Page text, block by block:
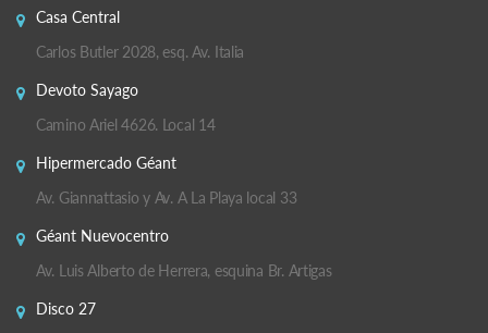
Casa Central
Carlos Butler 2028, esq. Av. Italia
Devoto Sayago
Camino Ariel 4626. Local 14
Hipermercado Géant
Av. Giannattasio y Av. A La Playa local 33
Géant Nuevocentro
Av. Luis Alberto de Herrera, esquina Br. Artigas
Disco 27